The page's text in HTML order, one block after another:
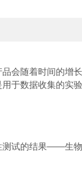
会随着时间的增
于数据收集的实
测试的结果——生